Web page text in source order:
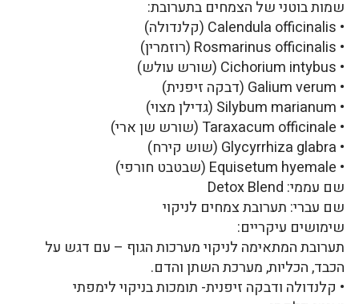
שמות בוטני של הצמחים בתערובת:
• Calendula officinalis (קלנדולה)
• Rosmarinus officinalis (רוזמרין)
• Cichorium intybus (שורש עולש)
• Galium verum (דבקה זיפנית)
• Silybum marianum (גדילן מצוי)
• Taraxacum officinale (שורש שן ארי)
• Glycyrrhiza glabra (שוש קירח)
• Equisetum hyemale (שבטבט חורפי)
שם עממי: Detox Blend
שם עברי: תערובת צמחים לניקוי
שימושים עיקריים:
תערובת המתאימה לניקוי מערכות הגוף – עם דגש על
הכבד, הכליות, מערכת השתן והדם.
• קלנדולה ודבקה זיפנית- תומכות בניקוי לימפתי